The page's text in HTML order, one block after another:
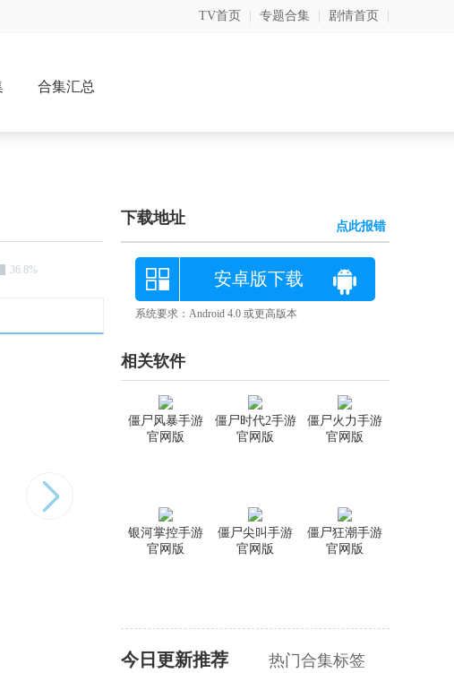
TV首页 专题合集 剧情首页
合集汇总
36.8%
下载地址 点此报错
安卓版下载
系统要求：Android 4.0 或更高版本
相关软件
僵尸火力手游
官网版
僵尸时代2手游
官网版
僵尸风暴手游
官网版
僵尸狂潮手游
官网版
僵尸尖叫手游
官网版
银河掌控手游
官网版
今日更新推荐 热门合集标签